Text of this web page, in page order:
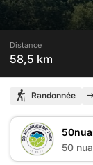
Distance
58,5 km
Randonnée
50